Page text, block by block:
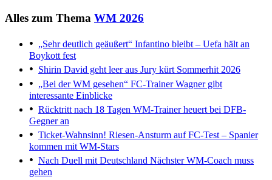
Alles zum Thema WM 2026
„Sehr deutlich geäußert“ Infantino bleibt – Uefa hält an
Boykott fest
Shirin David geht leer aus Jury kürt Sommerhit 2026
„Bei der WM gesehen“ FC-Trainer Wagner gibt
interessante Einblicke
Rücktritt nach 18 Tagen WM-Trainer heuert bei DFB-
Gegner an
Ticket-Wahnsinn! Riesen-Ansturm auf FC-Test – Spanier
kommen mit WM-Stars
Nach Duell mit Deutschland Nächster WM-Coach muss
gehen